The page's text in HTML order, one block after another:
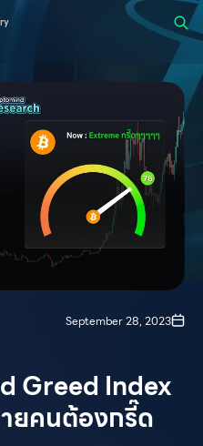
September 28, 2023
Greed Index
ายคนต้องกรี๊ด